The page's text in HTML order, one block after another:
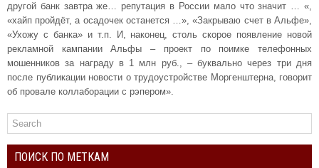
другой банк завтра же… репутация в России мало что значит … «,
«хайп пройдёт, а осадочек останется …», «Закрываю счет в Альфе»,
«Ухожу с банка» и т.п. И, наконец, столь скорое появление новой
рекламной кампании Альфы – проект по поимке телефонных
мошенников за награду в 1 млн руб., – буквально через три дня
после публикации новости о трудоустройстве Моргенштерна, говорит
об провале коллаборации с рэпером».
ПОИСК ПО МЕТКАМ